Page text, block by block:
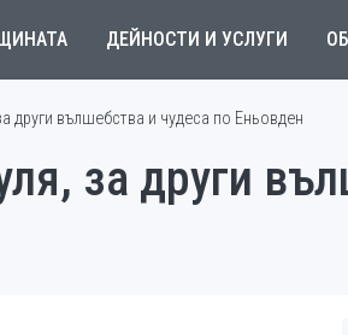
ДЕЙНОСТИ И УСЛУГИ
други вълшебства и чудеса по Еньовден
за други